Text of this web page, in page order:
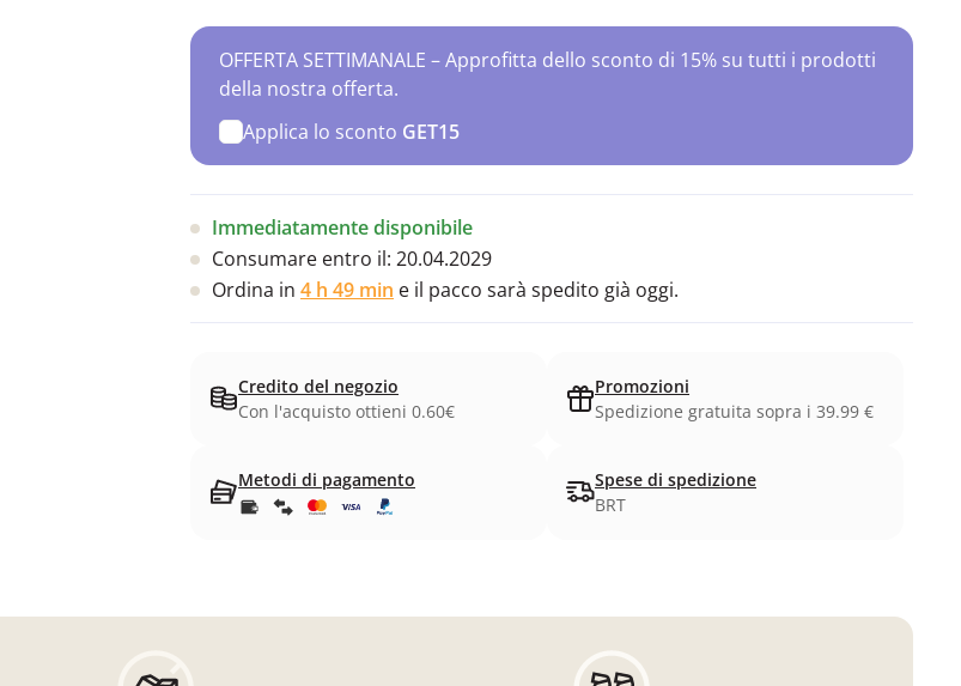
OFFERTA SETTIMANALE – Approfitta dello sconto di 15% su tutti i prodotti
della nostra offerta.
Applica lo sconto GET15
Immediatamente disponibile
Consumare entro il: 20.04.2029
Ordina in 4 h 49 min e il pacco sarà spedito già oggi.
Credito del negozio
Con l'acquisto ottieni 0.60€
Promozioni
Spedizione gratuita sopra i 39.99 €
Metodi di pagamento
Spese di spedizione
BRT